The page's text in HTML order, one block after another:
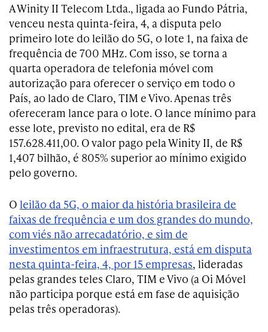
A Winity II Telecom Ltda., ligada ao Fundo Pátria,
venceu nesta quinta-feira, 4, a disputa pelo
primeiro lote do leilão do 5G, o lote 1, na faixa de
frequência de 700 MHz. Com isso, se torna a
quarta operadora de telefonia móvel com
autorização para oferecer o serviço em todo o
País, ao lado de Claro, TIM e Vivo. Apenas três
ofereceram lance para o lote. O lance mínimo para
esse lote, previsto no edital, era de R$
157.628.411,00. O valor pago pela Winity II, de R$
1,407 bilhão, é 805% superior ao mínimo exigido
pelo governo.
O leilão da 5G, o maior da história brasileira de
faixas de frequência e um dos grandes do mundo,
com viés não arrecadatório, e sim de
investimentos em infraestrutura, está em disputa
nesta quinta-feira, 4, por 15 empresas, lideradas
pelas grandes teles Claro, TIM e Vivo (a Oi Móvel
não participa porque está em fase de aquisição
pelas três operadoras).